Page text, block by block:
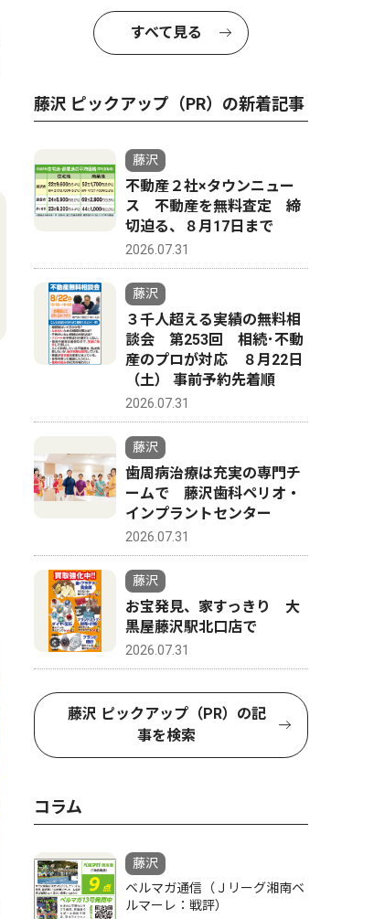
4
文化
藤沢 2026.07.29
すべて見る
藤沢 ピックアップ（PR）の新着記事
藤沢
不動産２社×タウンニュー
ス 不動産を無料査定 締
切迫る、８月17日まで
2026.07.31
藤沢
３千人超える実績の無料相
談会 第253回 相続･不動
産のプロが対応 ８月22日
（土） 事前予約先着順
2026.07.31
藤沢
歯周病治療は充実の専門チ
ームで 藤沢歯科ペリオ・
インプラントセンター
2026.07.31
藤沢
お宝発見、家すっきり 大
黒屋藤沢駅北口店で
2026.07.31
藤沢 ピックアップ（PR）の記
事を検索
コラム
藤沢
ベルマガ通信（Ｊリーグ湘南ベ
ルマーレ：戦評）